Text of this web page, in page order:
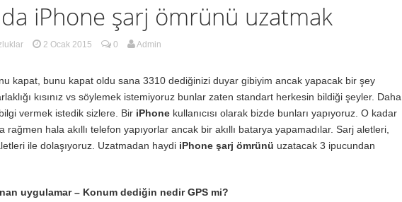
iPhone şarj ömrünü uzatmak
2 Ocak 2015 0 Admin
kapat, bunu kapat oldu sana 3310 dediğinizi duyar gibiyim ancak yapacak bir şey
kısınız vs söylemek istemiyoruz bunlar zaten standart herkesin bildiği şeyler. Daha
bilgi vermek istedik sizlere. Bir iPhone kullanıcısı olarak bizde bunları yapıyoruz. O kadar
rağmen hala akıllı telefon yapıyorlar ancak bir akıllı batarya yapamadılar. Sarj aletleri,
ile dolaşıyoruz. Uzatmadan haydi iPhone şarj ömrünü uzatacak 3 ipucundan
uygulamar – Konum dediğin nedir GPS mi?